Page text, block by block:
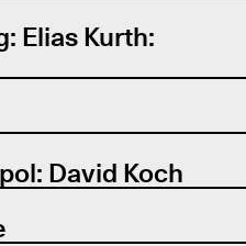
Elias Kurth:
David Koch